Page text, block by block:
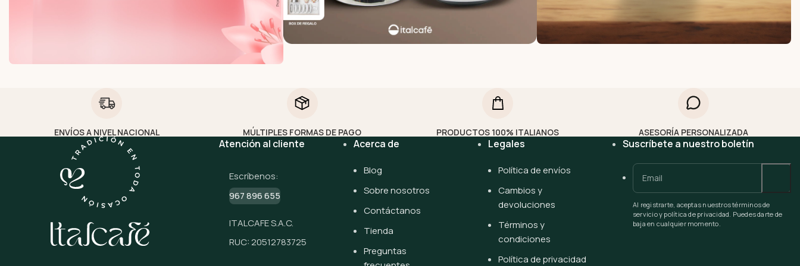
ENVÍOS A NIVEL NACIONAL MÚLTIPLES FORMAS DE PAGO PRODUCTOS 100% ITALIANOS ASESORÍA PERSONALIZADA
Atención al cliente
Escríbenos:
967 896 655
ITALCAFE S.A.C.
RUC: 20512783725
Acerca de
Blog
Sobre nosotros
Contáctanos
Tienda
Preguntas
Legales
Política de envíos
Cambios y
devoluciones
Términos y
condiciones
Política de privacidad
Suscríbete a nuestro boletín
Al registrarte, aceptas nuestros términos de
servicio y política de privacidad. Puedes darte de
baja en cualquier momento.